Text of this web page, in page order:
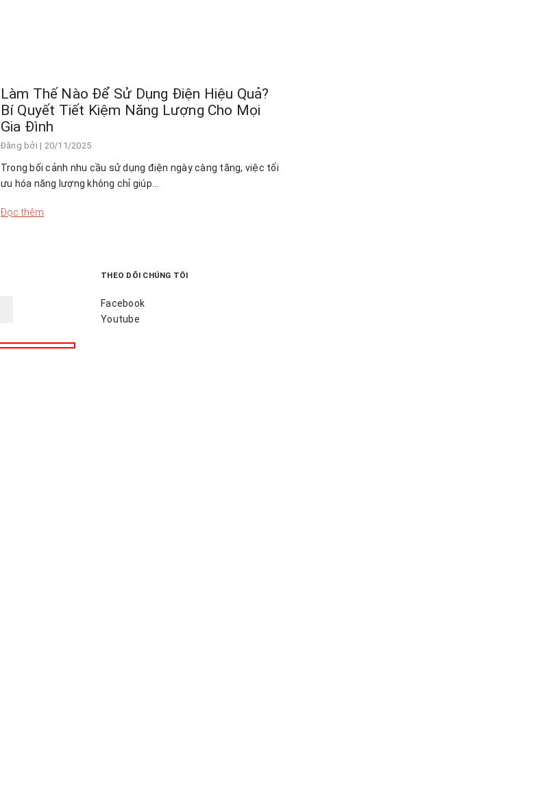
Làm Thế Nào Để Sử Dụng Điện Hiệu Quả?
Bí Quyết Tiết Kiệm Năng Lượng Cho Mọi
Gia Đình
Đăng bởi | 20/11/2025
Trong bối cảnh nhu cầu sử dụng điện ngày càng tăng, việc tối
ưu hóa năng lượng không chỉ giúp…
Đọc thêm
THEO DÕI CHÚNG TÔI
Facebook
Youtube